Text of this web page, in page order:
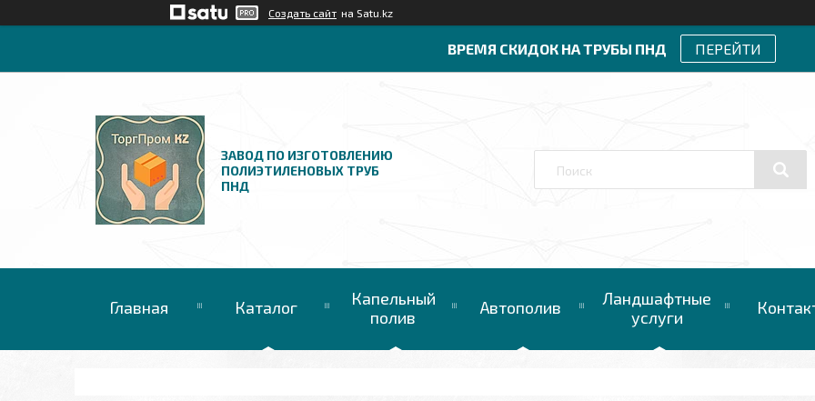
Создать сайт на Satu.kz
ВРЕМЯ СКИДОК НА ТРУБЫ ПНД ПЕРЕЙТИ
ЗАВОД ПО ИЗГОТОВЛЕНИЮ
ПОЛИЭТИЛЕНОВЫХ ТРУБ
ПНД
Главная Каталог
Капельный
полив
Автополив
Ландшафтные
услуги